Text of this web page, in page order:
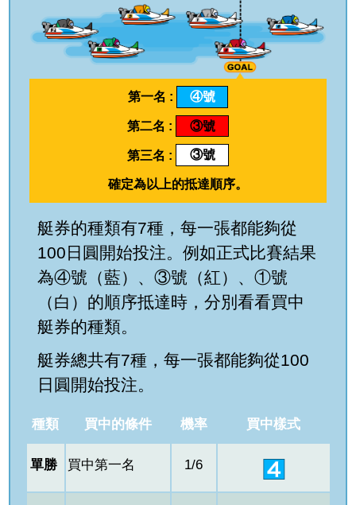
第一名 : ④號
第二名 : ③號
第三名 : ③號
確定為以上的抵達順序。
艇券的種類有7種，每一張都能夠從
100日圓開始投注。例如正式比賽結果
為④號（藍）、③號（紅）、①號
（白）的順序抵達時，分別看看買中
艇券的種類。
艇券總共有7種，每一張都能夠從100
日圓開始投注。
種類 買中的條件 機率 買中樣式
單勝 買中第一名 1/6